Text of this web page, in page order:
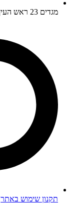
מגדים 23 ראש העין
תקנון שימוש באתר